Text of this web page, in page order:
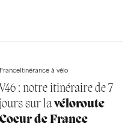
FranceItinérance à vélo
V46 : notre itinéraire de 7
sur lavéloroute
de France